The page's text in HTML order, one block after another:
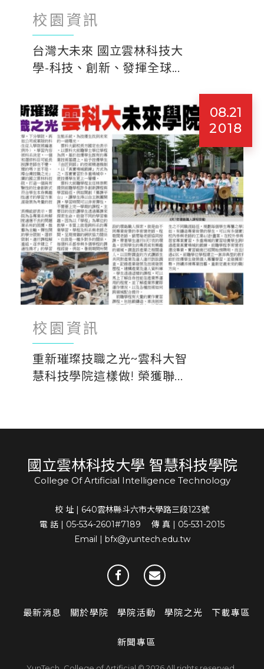
校園資訊
台灣大未來 國立雲林科技大
學-科技、創新、發揮全球...
08.21
2018
校園資訊
重新璀璨技職之光~雲科大智
慧科技學院這樣做! 榮獲聯...
國立雲林科技大學 智慧科技學院
College Of Artificial Intelligence Technology
校 址 | 640雲林縣斗六市大學路三段123號
電 話 | 05-534-2601#7189 傳 真 | 05-531-2015
Email | bfx@yuntech.edu.tw
最新消息 關於學院 學院活動 學院之光 下載專區
新聞專區